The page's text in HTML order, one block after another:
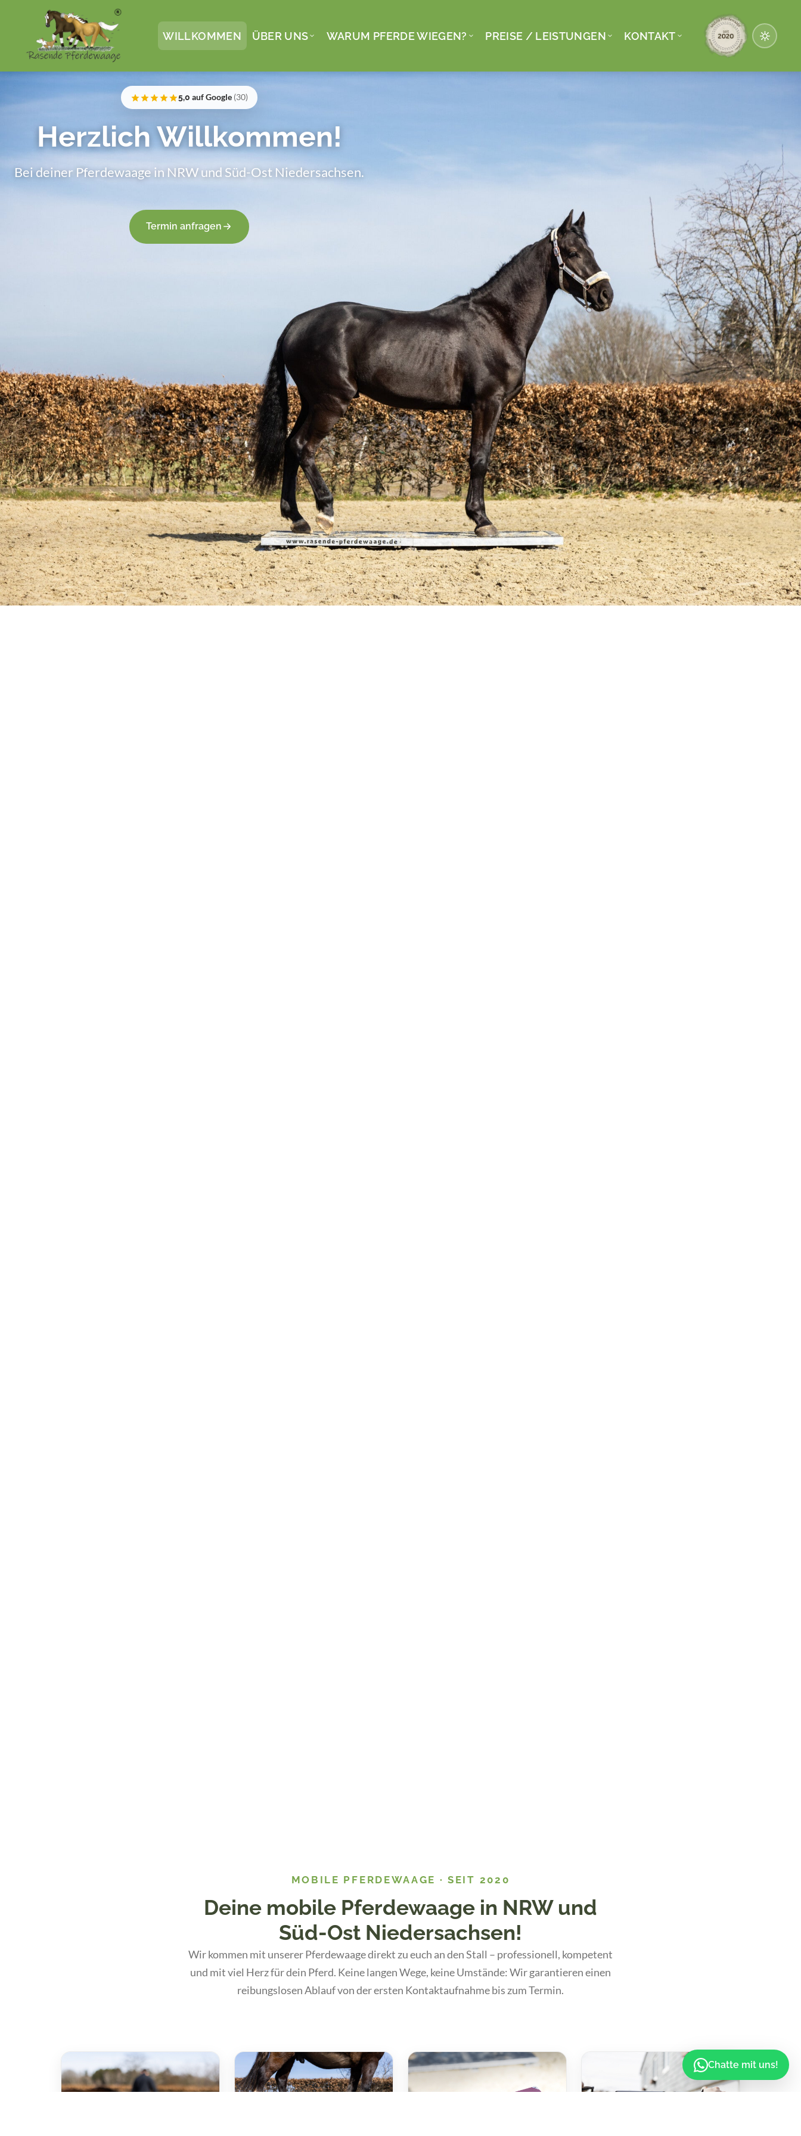
WILLKOMMEN ÜBER UNS WARUM PFERDE WIEGEN? PREISE / LEISTUNGEN KONTAKT
5,0 auf Google (30)
Herzlich Willkommen!
Bei deiner Pferdewaage in NRW und Süd-Ost Niedersachsen.
Termin anfragen
MOBILE PFERDEWAAGE · SEIT 2020
Deine mobile Pferdewaage in NRW und
Süd-Ost Niedersachsen!
Wir kommen mit unserer Pferdewaage direkt zu euch an den Stall – professionell, kompetent
und mit viel Herz für dein Pferd. Keine langen Wege, keine Umstände: Wir garantieren einen
reibungslosen Ablauf von der ersten Kontaktaufnahme bis zum Termin.
Chatte mit uns!